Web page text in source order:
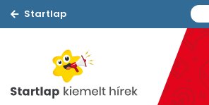
Startlap